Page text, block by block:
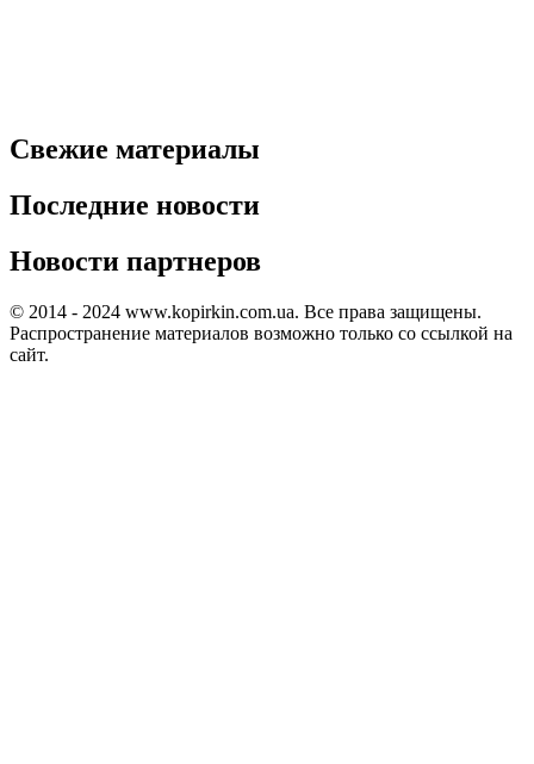
Свежие материалы
Последние новости
Новости партнеров
© 2014 - 2024 www.kopirkin.com.ua. Все права защищены.
Распространение материалов возможно только со ссылкой на
сайт.